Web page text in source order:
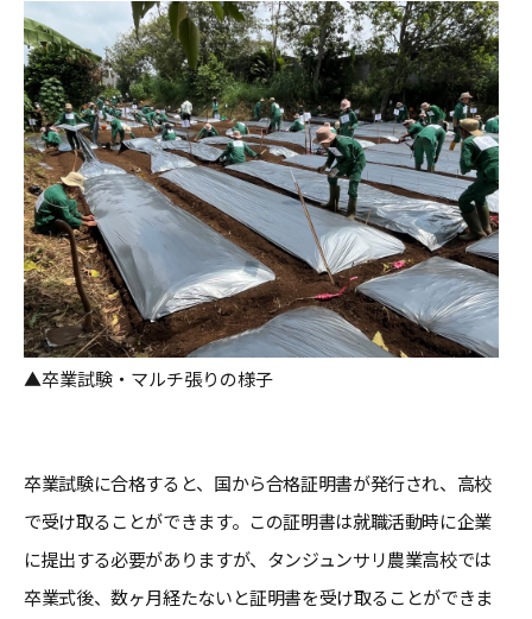
▲卒業試験・マルチ張りの様子
卒業試験に合格すると、国から合格証明書が発行され、高校
で受け取ることができます。この証明書は就職活動時に企業
に提出する必要がありますが、タンジュンサリ農業高校では
卒業式後、数ヶ月経たないと証明書を受け取ることができま